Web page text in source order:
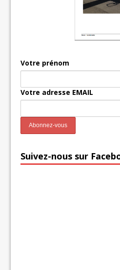
Votre prénom
Votre adresse EMAIL
Suivez-nous sur